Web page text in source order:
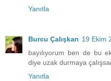
Yanıtla
Burcu Çalışkan 19 Ekim
bayılıyorum ben de bu
diye uzak durmaya
Yanıtla